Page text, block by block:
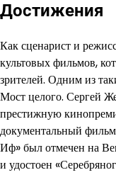
Достижения
Как сценарист и
культовых фильмов,
зрителей. Одним из
Мост целого. Сергей
престижную
документальный
Иф» был отмечен на
и удостоен